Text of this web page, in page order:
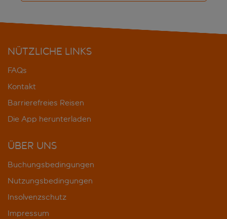
NÜTZLICHE LINKS
FAQs
Kontakt
Barrierefreies Reisen
Die App herunterladen
ÜBER UNS
Buchungsbedingungen
Nutzungsbedingungen
Insolvenzschutz
Impressum